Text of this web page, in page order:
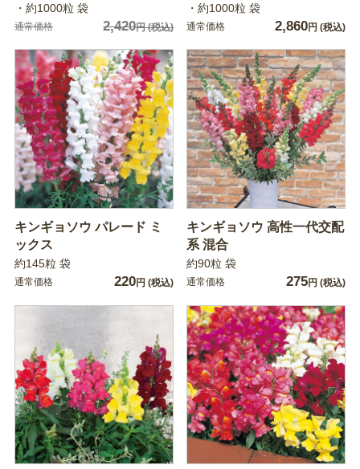
・約1000粒 袋
通常価格 2,420円(税込)
・約1000粒 袋
通常価格 2,860円 (税込)
キンギョソウ パレード ミ
ックス
約145粒 袋
通常価格 220円 (税込)
キンギョソウ 高性一代交配
系 混合
約90粒 袋
通常価格 275円 (税込)